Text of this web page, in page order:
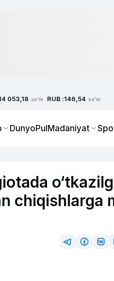
053,18 so'm RUB :146,54 so'm
DunyoPulMadaniyat
chiqishlarga